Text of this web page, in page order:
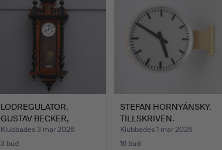
LODREGULATOR,
GUSTAV BECKER,
NYRENÄSSANS, …
Klubbades 3 mar 2026
3 bud
STEFAN HORNYÁNSKY.
TILLSKRIVEN.
DUBBELSIDI…
Klubbades 1 mar 2026
16 bud